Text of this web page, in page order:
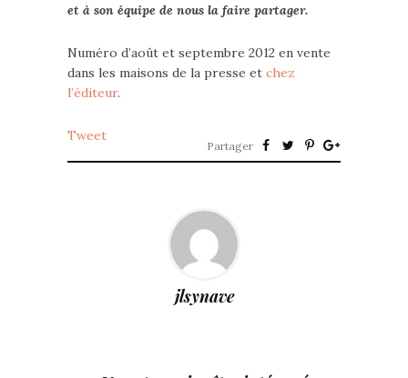
et à son équipe de nous la faire partager.
Numéro d’août et septembre 2012 en vente
dans les maisons de la presse et chez
l’éditeur.
Tweet
Partager
jlsynave